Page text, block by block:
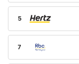
5
7